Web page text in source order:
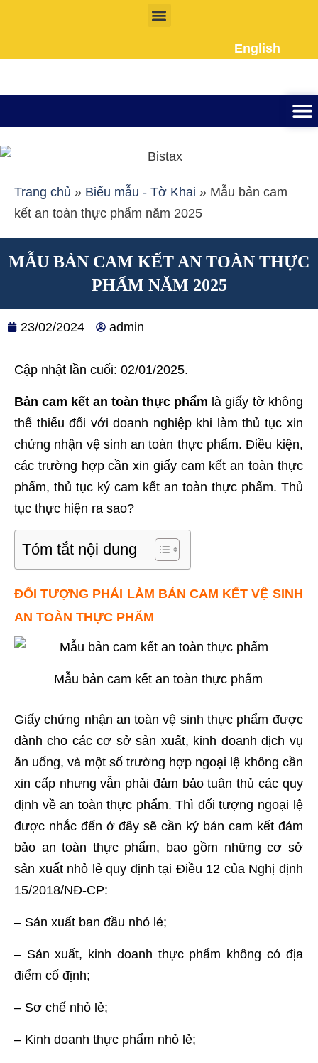
English
Trang chủ » Biểu mẫu - Tờ Khai » Mẫu bản cam
kết an toàn thực phẩm năm 2025
MẪU BẢN CAM KẾT AN TOÀN THỰC
PHẨM NĂM 2025
23/02/2024 admin
Cập nhật lần cuối: 02/01/2025.
Bản cam kết an toàn thực phẩm là giấy tờ không
thể thiếu đối với doanh nghiệp khi làm thủ tục xin
chứng nhận vệ sinh an toàn thực phẩm. Điều kiện,
các trường hợp cần xin giấy cam kết an toàn thực
phẩm, thủ tục ký cam kết an toàn thực phẩm. Thủ
tục thực hiện ra sao?
Tóm tắt nội dung
ĐỐI TƯỢNG PHẢI LÀM BẢN CAM KẾT VỆ SINH
AN TOÀN THỰC PHẨM
Mẫu bản cam kết an toàn thực phẩm
Giấy chứng nhận an toàn vệ sinh thực phẩm được
dành cho các cơ sở sản xuất, kinh doanh dịch vụ
ăn uống, và một số trường hợp ngoại lệ không cần
xin cấp nhưng vẫn phải đảm bảo tuân thủ các quy
định về an toàn thực phẩm. Thì đối tượng ngoại lệ
được nhắc đến ở đây sẽ cần ký bản cam kết đảm
bảo an toàn thực phẩm, bao gồm những cơ sở
sản xuất nhỏ lẻ quy định tại Điều 12 của Nghị định
15/2018/NĐ-CP:
– Sản xuất ban đầu nhỏ lẻ;
– Sản xuất, kinh doanh thực phẩm không có địa
điểm cố định;
– Sơ chế nhỏ lẻ;
– Kinh doanh thực phẩm nhỏ lẻ;